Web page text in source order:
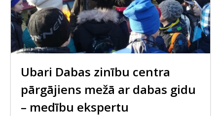
Ubari Dabas zinību centra
pārgājiens mežā ar dabas gidu
– medību ekspertu